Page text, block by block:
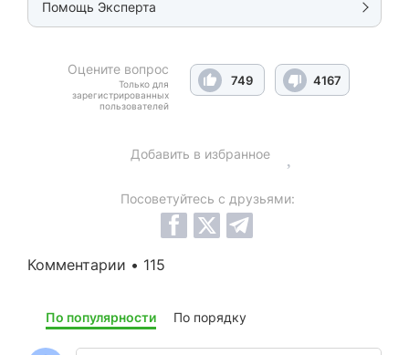
Помощь Эксперта
Оцените вопрос
Только для
зарегистрированных
пользователей
749 4167
Добавить в избранное
Посоветуйтесь с друзьями:
Комментарии • 115
По популярности По порядку